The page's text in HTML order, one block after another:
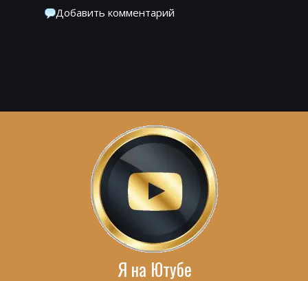
Добавить комментарий
Я на Ютубе